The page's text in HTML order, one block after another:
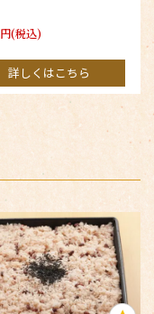
円(税込)
詳しくはこちら